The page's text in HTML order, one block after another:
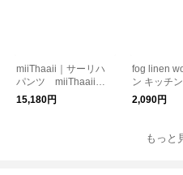
miiThaaii｜サーリハ
パンツ miiThaaii
ミーターイー
15,180円
fog linen
ン キッチ
g linen
リネンワー
2,090円
もっと